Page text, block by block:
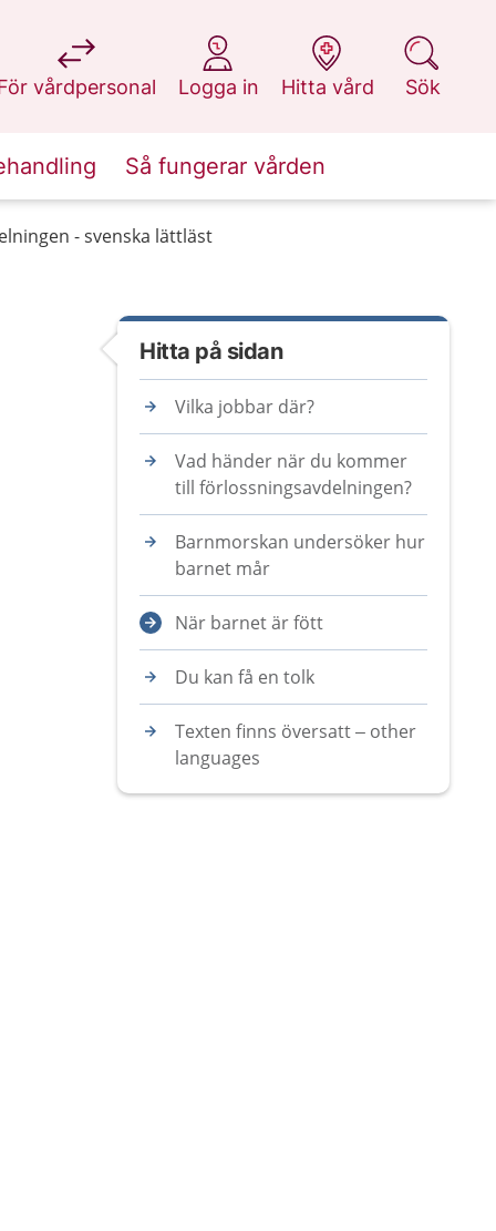
vårdpersonal
på 1177.se
Logga in
på 1177.se
Hitta vård
på 1177.se
Sök
på 1177.se
Så fungerar vården
- svenska lättläst
Hitta på sidan
Vilka jobbar där?
Vad händer när du kommer
till förlossningsavdelningen?
Barnmorskan undersöker hur
barnet mår
När barnet är fött
Du kan få en tolk
Texten finns översatt – other
languages